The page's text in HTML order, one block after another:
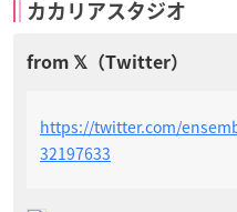
カカリアスタジオ
https://twitter.com/
32197633